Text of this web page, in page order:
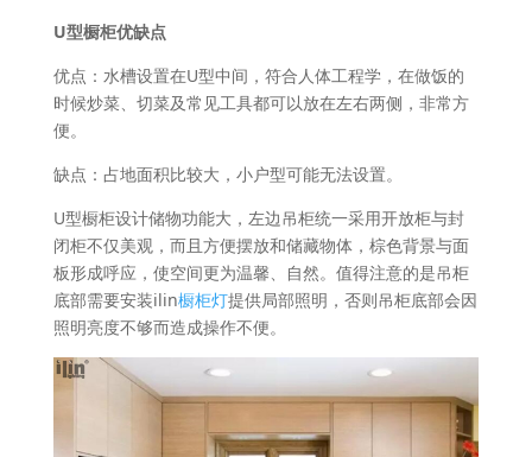
U型橱柜优缺点
优点：水槽设置在U型中间，符合人体工程学，在做饭的
时候炒菜、切菜及常见工具都可以放在左右两侧，非常方
便。
缺点：占地面积比较大，小户型可能无法设置。
U型橱柜设计储物功能大，左边吊柜统一采用开放柜与封
闭柜不仅美观，而且方便摆放和储藏物体，棕色背景与面
板形成呼应，使空间更为温馨、自然。值得注意的是吊柜
底部需要安装ilin橱柜灯提供局部照明，否则吊柜底部会因
照明亮度不够而造成操作不便。